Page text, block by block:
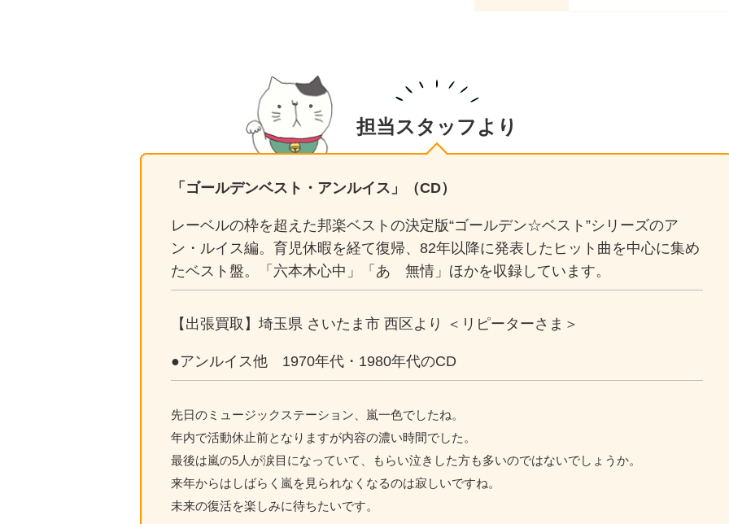
担当スタッフより
「ゴールデンベスト・アンルイス」（CD）
レーベルの枠を超えた邦楽ベストの決定版“ゴールデン☆ベスト”シリーズのア
ン・ルイス編。育児休暇を経て復帰、82年以降に発表したヒット曲を中心に集め
たベスト盤。「六本木心中」「あゝ無情」ほかを収録しています。
【出張買取】埼玉県 さいたま市 西区より ＜リピーターさま＞
●アンルイス他 1970年代・1980年代のCD
先日のミュージックステーション、嵐一色でしたね。
年内で活動休止前となりますが内容の濃い時間でした。
最後は嵐の5人が涙目になっていて、もらい泣きした方も多いのではないでしょうか。
来年からはしばらく嵐を見られなくなるのは寂しいですね。
未来の復活を楽しみに待ちたいです。